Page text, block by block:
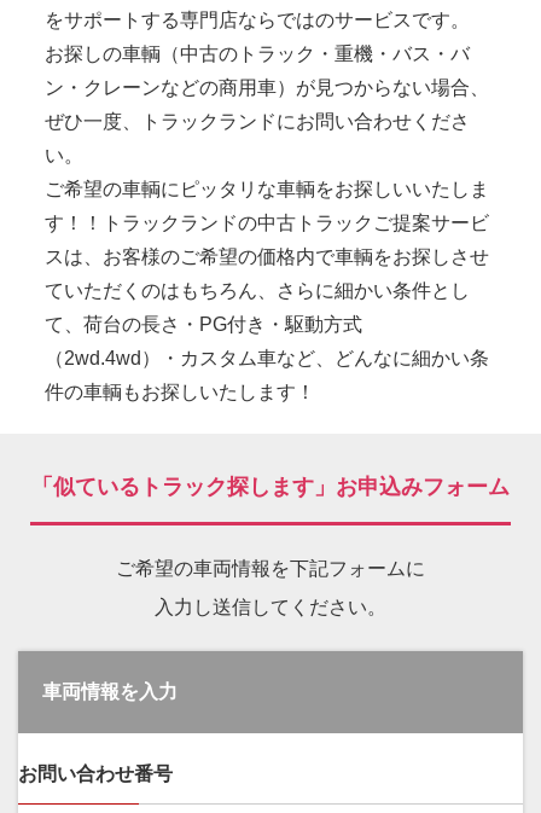
をサポートする専門店ならではのサービスです。
お探しの車輌（中古のトラック・重機・バス・バ
ン・クレーンなどの商用車）が見つからない場合、
ぜひ一度、トラックランドにお問い合わせくださ
い。
ご希望の車輌にピッタリな車輌をお探しいいたしま
す！！トラックランドの中古トラックご提案サービ
スは、お客様のご希望の価格内で車輌をお探しさせ
ていただくのはもちろん、さらに細かい条件とし
て、荷台の長さ・PG付き・駆動方式
（2wd.4wd）・カスタム車など、どんなに細かい条
件の車輌もお探しいたします！
「似ているトラック探します」お申込みフォーム
ご希望の車両情報を下記フォームに
入力し送信してください。
車両情報を入力
お問い合わせ番号